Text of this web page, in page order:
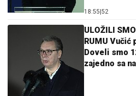
18:55 52
ULOŽILI
RUMU Vučić
Doveli smo
zajedno sa